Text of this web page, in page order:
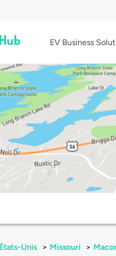
EV Business
États-Unis > Missouri >